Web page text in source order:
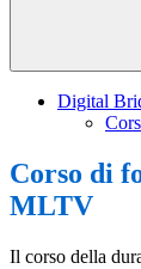
Digital
Corso di
MLTV
Il corso della